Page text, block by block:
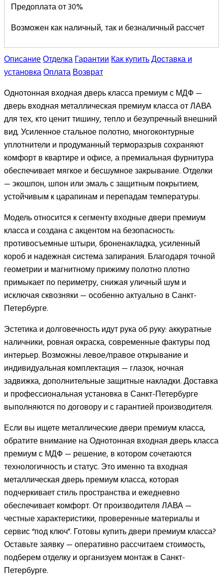
Предоплата от 30%
Возможен как наличный, так и безналичный рассчет
ОписаниеОтделкаГарантииКак купитьДоставка и
установкаОплатаВозврат
Однотонная входная дверь класса премиум с МДФ —
дверь входная металлическая премиум класса от ЛАВА
для тех, кто ценит тишину, тепло и безупречный внешний
вид. Усиленное стальное полотно, многоконтурные
уплотнители и продуманный терморазрыв сохраняют
комфорт в квартире и офисе, а премиальная фурнитура
обеспечивает мягкое и бесшумное закрывание. Отделки
— экошпон, шпон или эмаль с защитным покрытием,
устойчивым к царапинам и перепадам температуры.
Модель относится к сегменту входные двери премиум
класса и создана с акцентом на безопасность:
противосъемные штыри, броненакладка, усиленный
короб и надежная система запирания. Благодаря точной
геометрии и магнитному прижиму полотно плотно
примыкает по периметру, снижая уличный шум и
исключая сквозняки — особенно актуально в Санкт-
Петербурге.
Эстетика и долговечность идут рука об руку: аккуратные
наличники, ровная окраска, современные фактуры под
интерьер. Возможны левое/правое открывание и
индивидуальная комплектация — глазок, ночная
задвижка, дополнительные защитные накладки. Доставка
и профессиональная установка в Санкт-Петербурге
выполняются по договору и с гарантией производителя.
Если вы ищете металлические двери премиум класса,
обратите внимание на Однотонная входная дверь класса
премиум с МДФ — решение, в котором сочетаются
технологичность и статус. Это именно та входная
металлическая дверь премиум класса, которая
подчеркивает стиль пространства и ежедневно
обеспечивает комфорт. От производителя ЛАВА —
честные характеристики, проверенные материалы и
сервис “под ключ”. Готовы купить двери премиум класса?
Оставьте заявку — оперативно рассчитаем стоимость,
подберем отделку и организуем монтаж в Санкт-
Петербурге.